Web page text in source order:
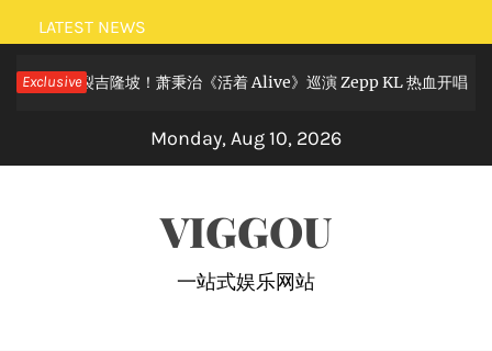
Skip
to
content
LATEST NEWS
Exclusive
狂欢炸裂吉隆坡！萧秉治《活着 Alive》巡演 Zepp KL 热血开唱
Monday, Aug 10, 2026
VIGGOU
一站式娱乐网站